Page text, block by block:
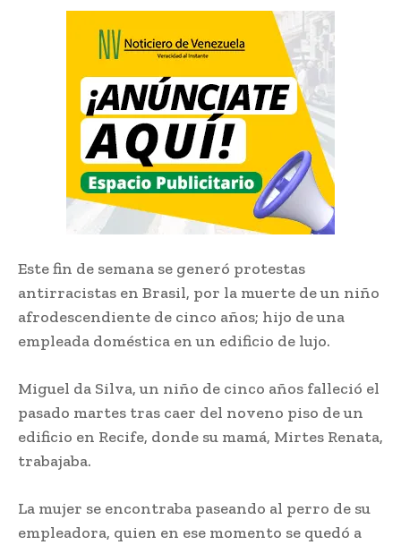
Este fin de semana se generó protestas
antirracistas en Brasil, por la muerte de un niño
afrodescendiente de cinco años; hijo de una
empleada doméstica en un edificio de lujo.
Miguel da Silva, un niño de cinco años falleció el
pasado martes tras caer del noveno piso de un
edificio en Recife, donde su mamá, Mirtes Renata,
trabajaba.
La mujer se encontraba paseando al perro de su
empleadora, quien en ese momento se quedó a